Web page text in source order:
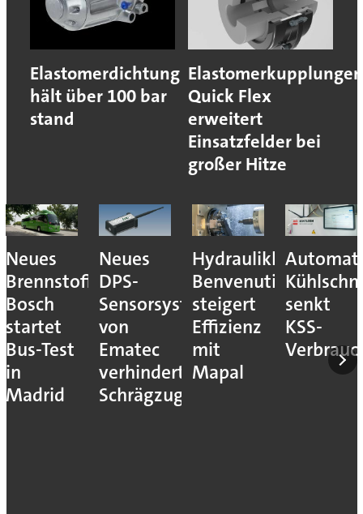
Elastomerdichtung
hält über 100 bar
stand
Elastomerkupplungen
Quick Flex
erweitert
Einsatzfelder bei
großer Hitze
Neues
Brennstoffzellensystem:
Bosch
startet
Bus-Test
in
Madrid
Neues
DPS-
Sensorsystem
von
Ematec
verhindert
Schrägzug
Hydraulikhersteller
Benvenuti
steigert
Effizienz
mit
Mapal
senkt
KSS-